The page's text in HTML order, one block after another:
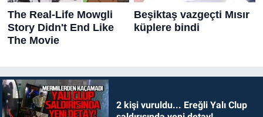
2 kişi vuruldu... Ereğli Yalı Clup